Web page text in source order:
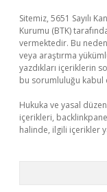
Sitemiz, 5651 Sayılı
Kurumu (BTK)
vermektedir. Bu
veya araştırma
yazdıkları içeriklerin
bu sorumluluğu kabul
Hukuka ve yasal
içerikleri,
halinde, ilgili içerikler